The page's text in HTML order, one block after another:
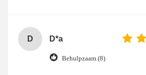
D D*a
Behulpzaam (8)